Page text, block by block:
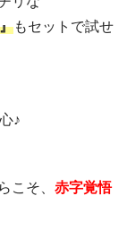
』もセットで試せ
♪
こそ、 赤字覚悟